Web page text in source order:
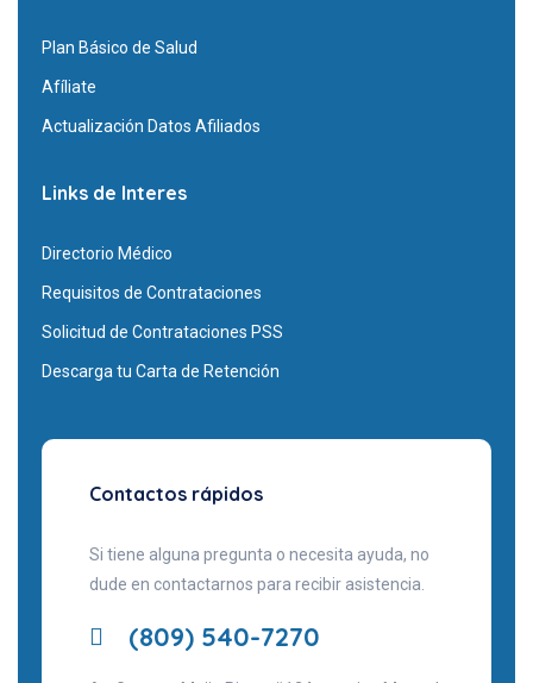
Plan Básico de Salud
Afíliate
Actualización Datos Afiliados
Links de Interes
Directorio Médico
Requisitos de Contrataciones
Solicitud de Contrataciones PSS
Descarga tu Carta de Retención
Contactos rápidos
Si tiene alguna pregunta o necesita ayuda, no
dude en contactarnos para recibir asistencia.
(809) 540-7270